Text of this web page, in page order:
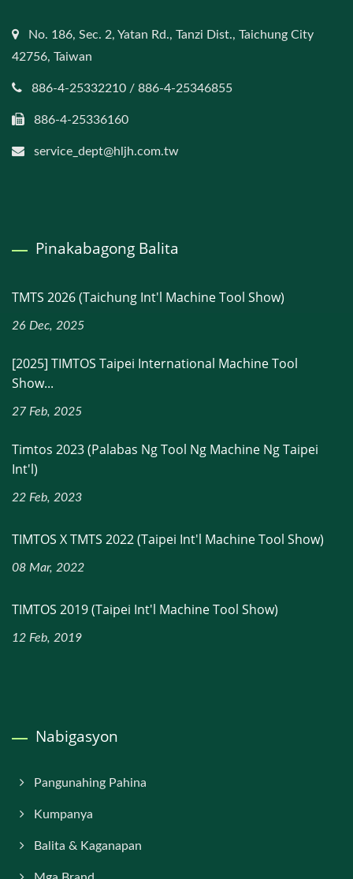
No. 186, Sec. 2, Yatan Rd., Tanzi Dist., Taichung City
42756, Taiwan
886-4-25332210 / 886-4-25346855
886-4-25336160
service_dept@hljh.com.tw
Pinakabagong Balita
TMTS 2026 (Taichung Int'l Machine Tool Show)
26 Dec, 2025
[2025] TIMTOS Taipei International Machine Tool
Show...
27 Feb, 2025
Timtos 2023 (palabas Ng Tool Ng Machine Ng Taipei
Int'l)
22 Feb, 2023
TIMTOS X TMTS 2022 (Taipei Int'l Machine Tool Show)
08 Mar, 2022
TIMTOS 2019 (Taipei Int'l Machine Tool Show)
12 Feb, 2019
Nabigasyon
Pangunahing Pahina
Kumpanya
Balita & Kaganapan